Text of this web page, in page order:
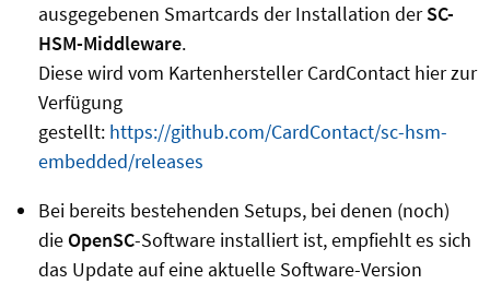
ausgegebenen Smartcards der Installation derSC-
HSM-Middleware.
Diese wird vom Kartenhersteller CardContact hier zur
Verfügung
gestellt: https://github.com/CardContact/sc-hsm-
embedded/releases
Bei bereits bestehenden Setups, bei denen (noch)
die OpenSC-Software installiert ist, empfiehlt es sich
das Update auf eine aktuelle Software-Version